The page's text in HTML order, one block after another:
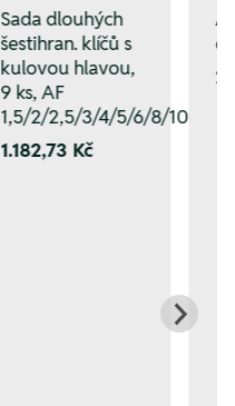
Sada dlouhých
šestihran. klíčů s
kulovou hlavou,
9 ks, AF
1,5/2/2,5/3/4/5/6/8/10
1.182,73 Kč